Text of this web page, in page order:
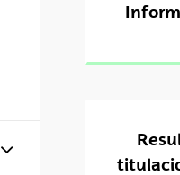
Mostrar/ocultar